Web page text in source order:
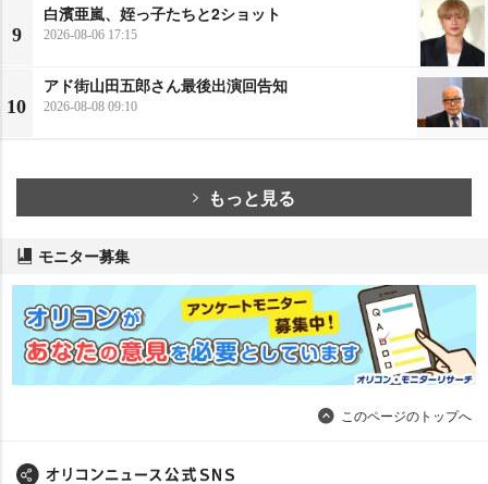
9
白濱亜嵐、姪っ子たちと2ショット
2026-08-06 17:15
10
アド街山田五郎さん最後出演回告知
2026-08-08 09:10
もっと見る
モニター募集
このページのトップへ